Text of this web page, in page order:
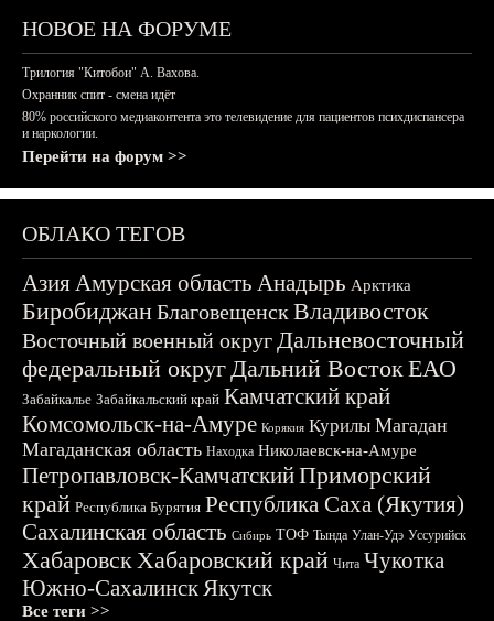
НОВОЕ НА ФОРУМЕ
Трилогия "Китобои" А. Вахова.
Охранник спит - смена идёт
80% российского медиаконтента это телевидение для пациентов психдиспансера
и наркологии.
Перейти на форум >>
ОБЛАКО ТЕГОВ
АзияАмурская область Анадырь Арктика
БиробиджанБлаговещенскВладивосток
Восточный военный округДальневосточный
федеральный округДальний ВостокЕАО
Забайкалье Забайкальский край Камчатский край
Комсомольск-на-Амуре Корякия Курилы Магадан
Магаданская область Находка Николаевск-на-Амуре
Петропавловск-КамчатскийПриморский
край Республика Бурятия Республика Саха (Якутия)
Сахалинская область Сибирь ТОФ Тында Улан-Удэ Уссурийск
ХабаровскХабаровский край Чита Чукотка
Южно-СахалинскЯкутск
Все теги >>